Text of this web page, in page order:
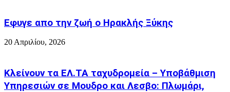
Εφυγε απο την ζωή o Ηρακλής Ξύκης
20 Απριλίου, 2026
Κλείνουν τα ΕΛ.ΤΑ ταχυδρομεία – Υποβάθμιση
Υπηρεσιών σε Μουδρο και Λεσβο: Πλωμάρι,